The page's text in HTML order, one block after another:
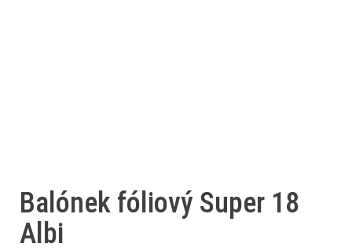
Balónek fóliový Super 18
Albi